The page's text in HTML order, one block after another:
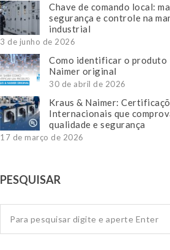
Chave de comando local:
segurança e controle na
industrial
3 de junho de 2026
Como identificar o produto
Naimer original
30 de abril de 2026
Kraus & Naimer:
Internacionais que
qualidade e segurança
17 de março de 2026
PESQUISAR